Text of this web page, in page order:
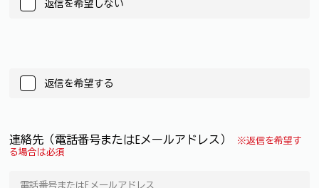
返信を希望しない
返信を希望する
連絡先（電話番号またはEメールアドレス）
※返信を希望す
る場合は必須